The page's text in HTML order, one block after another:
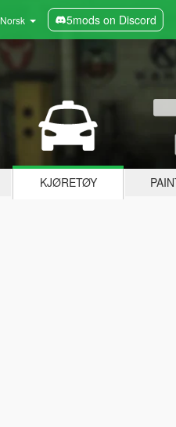
Norsk 5mods on Discord
KJØRETØY